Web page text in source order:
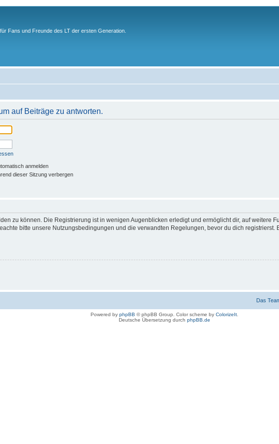
Fans und Freunde des LT der ersten Generation.
auf Beiträge zu antworten.
anmelden
dieser Sitzung verbergen
zu können. Die Registrierung ist in wenigen Augenblicken erledigt und ermöglicht dir, auf weitere
bitte unsere Nutzungsbedingungen und die verwandten Regelungen, bevor du dich
Das
Powered by phpBB © phpBB Group. Color scheme by ColorizeIt.
Deutsche Übersetzung durch phpBB.de